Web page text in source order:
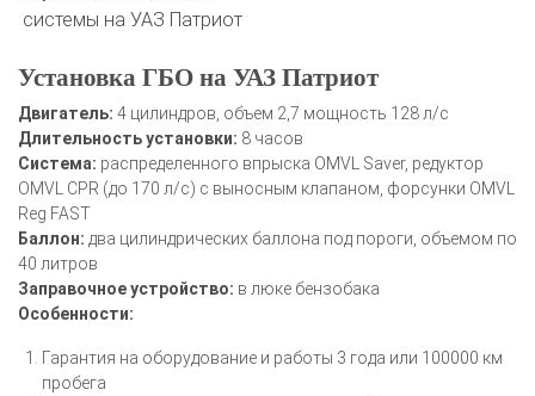
Установка ГБО на УАЗ Патриот
Двигатель: 4 цилиндров, объем 2,7 мощность 128 л/с
Длительность установки: 8 часов
Система: распределенного впрыска OMVL Saver, редуктор
OMVL CPR (до 170 л/с) c выносным клапаном, форсунки OMVL
Reg FAST
Баллон: два цилиндрических баллона под пороги, объемом по
40 литров
Заправочное устройство: в люке бензобака
Особенности:
Гарантия на оборудование и работы 3 года или 100000 км
пробега